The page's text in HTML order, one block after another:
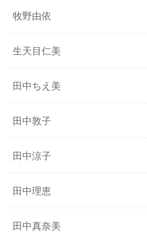
牧野由依
生天目仁美
田中ちえ美
田中敦子
田中涼子
田中理恵
田中真奈美